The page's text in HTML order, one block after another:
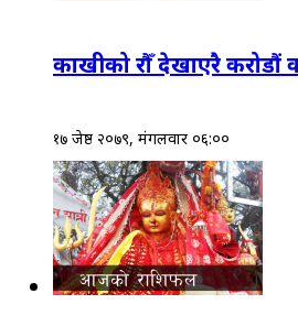
काखीको रौँ देखाएरै करोडौं
१७ जेष्ठ २०७९, मंगलवार ०६:००